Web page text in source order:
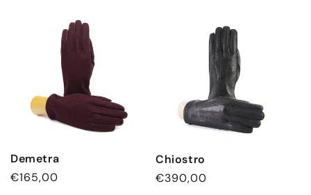
Demetra
Normaler
€165,00
Chiostro
Normaler
€390,00